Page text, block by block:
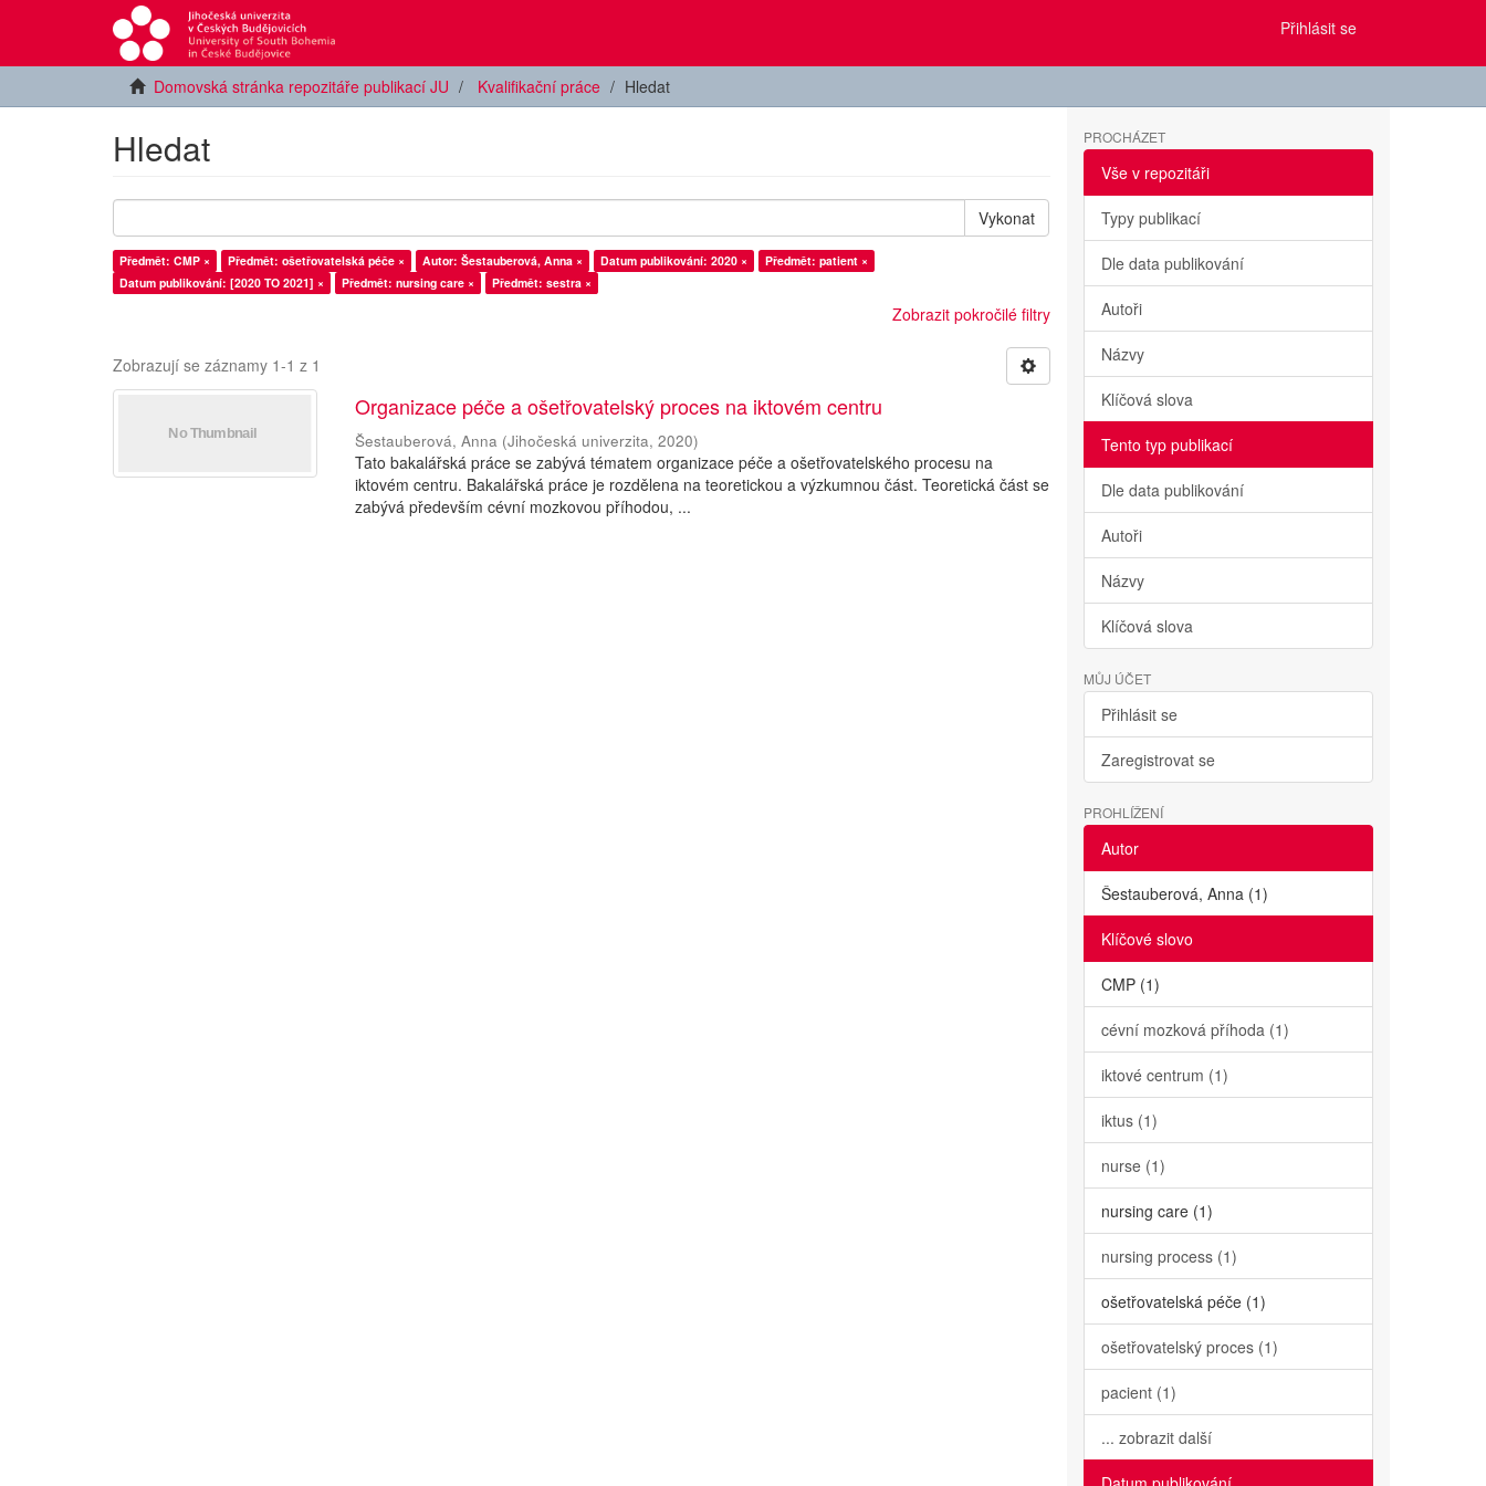
Přihlásit se
Domovská stránka repozitáře publikací JU Kvalifikační práce Hledat
Hledat
Vykonat
Předmět: CMP × Předmět: ošetřovatelská péče × Autor: Šestauberová, Anna × Datum publikování: 2020 ×
Předmět: patient ×
Datum publikování: [2020 TO 2021] ×
Předmět: nursing care × Předmět: sestra ×
Zobrazit pokročilé filtry
Zobrazují se záznamy 1-1 z 1
Organizace péče a ošetřovatelský proces na iktovém centru
Šestauberová, Anna (Jihočeská univerzita,2020)
Tato bakalářská práce se zabývá tématem organizace péče a ošetřovatelského procesu na
iktovém centru. Bakalářská práce je rozdělena na teoretickou a výzkumnou část. Teoretická část se
zabývá především cévní mozkovou příhodou, ...
PROCHÁZET
Vše v repozitáři
Typy publikací
Dle data publikování
Autoři
Názvy
Klíčová slova
Tento typ publikací
Dle data publikování
Autoři
Názvy
Klíčová slova
MŮJ ÚČET
Přihlásit se
Zaregistrovat se
PROHLÍŽENÍ
Autor
Šestauberová, Anna (1)
Klíčové slovo
CMP (1)
cévní mozková příhoda (1)
iktové centrum (1)
iktus (1)
nurse (1)
nursing care (1)
nursing process (1)
ošetřovatelská péče (1)
ošetřovatelský proces (1)
pacient (1)
... zobrazit další